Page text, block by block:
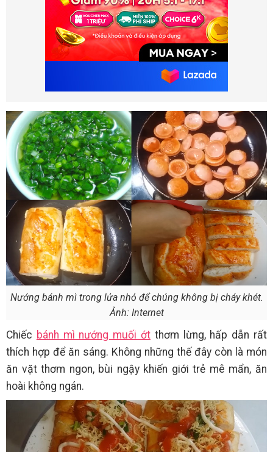
Nướng bánh mì trong lửa nhỏ để chúng không bị cháy khét.
Ảnh: Internet
Chiếc bánh mì nướng muối ớt thơm lừng, hấp dẫn rất
thích hợp để ăn sáng. Không những thế đây còn là món
ăn vặt thơm ngon, bùi ngậy khiến giới trẻ mê mẩn, ăn
hoài không ngán.